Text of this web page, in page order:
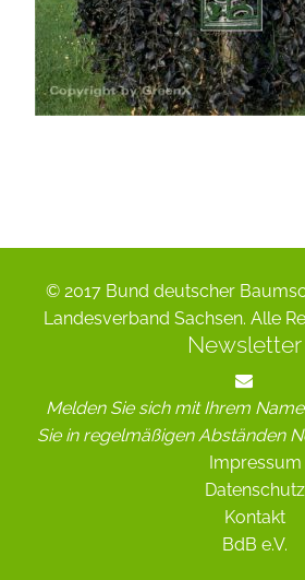
© 2017 Bund deutscher
Landesverband Sachsen. Alle
Newsletter
Melden Sie sich mit Ihrem
Sie in regelmäßigen Abständen
Impressum
Datenschutz
Kontakt
BdB e.V.